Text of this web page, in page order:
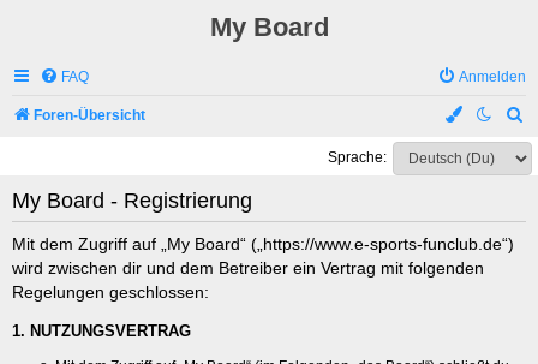
My Board
FAQ Anmelden
Foren-Übersicht
u
c
Sprache:
My Board - Registrierung
Mit dem Zugriff auf „My Board“ („https://www.e-sports-funclub.de“)
wird zwischen dir und dem Betreiber ein Vertrag mit folgenden
Regelungen geschlossen:
1. NUTZUNGSVERTRAG